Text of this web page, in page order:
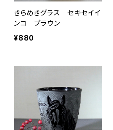
きらめきグラス セキセイイ
ンコ ブラウン
¥880